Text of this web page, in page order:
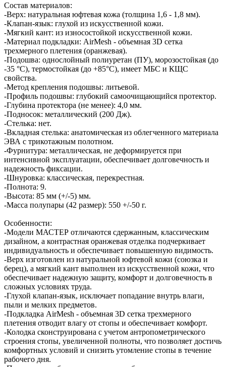
Состав материалов:
-Верх: натуральная юфтевая кожа (толщина 1,6 - 1,8 мм).
-Клапан-язык: глухой из искусственной кожи.
-Мягкий кант: из износостойкой искусственной кожи.
-Материал подкладки: AirMesh - объемная 3D сетка
трехмерного плетения (оранжевая).
-Подошва: однослойный полиуретан (ПУ), морозостойкая (до
-35 °С), термостойкая (до +85°С), имеет МБС и КЩС
свойства.
-Метод крепления подошвы: литьевой.
-Профиль подошвы: глубокий самоочищающийся протектор.
-Глубина протектора (не менее): 4,0 мм.
-Подносок: металлический (200 Дж).
-Стелька: нет.
-Вкладная стелька: анатомическая из облегченного материала
ЭВА с трикотажным полотном.
-Фурнитура: металлическая, не деформируется при
интенсивной эксплуатации, обеспечивает долговечность и
надежность фиксации.
-Шнуровка: классическая, перекрестная.
-Полнота: 9.
-Высота: 85 мм (+/-5) мм.
-Масса полупары (42 размер): 550 +/-50 г.
Особенности:
-Модели МАСТЕР отличаются сдержанным, классическим
дизайном, а контрастная оранжевая отделка подчеркивает
индивидуальность и обеспечивает повышенную видимость.
-Верх изготовлен из натуральной юфтевой кожи (союзка и
берец), а мягкий кант выполнен из искусственной кожи, что
обеспечивает надежную защиту, комфорт и долговечность в
сложных условиях труда.
-Глухой клапан-язык, исключает попадание внутрь влаги,
пыли и мелких предметов.
-Подкладка AirMesh - объемная 3D сетка трехмерного
плетения отводит влагу от стопы и обеспечивает комфорт.
-Колодка сконструирована с учетом антропометрического
строения стопы, увеличенной полноты, что позволяет достичь
комфортных условий и снизить утомление стопы в течение
рабочего дня.